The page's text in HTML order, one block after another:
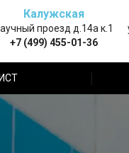
Калужская
проезд д.14а к.1
+7 (499) 455-01-36